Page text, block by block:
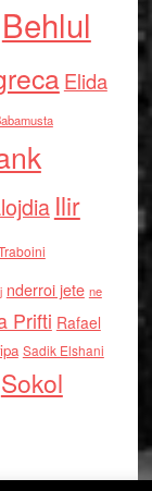
Behlul
Elida
Ilir
nderroi jete ne
Prifti Rafael
Sadik Elshani
Sokol